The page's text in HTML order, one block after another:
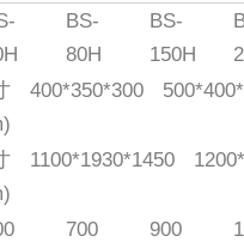
BS-
80H
BS-
150H
400*350*300
1100*1930*1450
700 900